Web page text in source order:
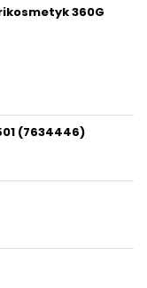
360G
(7634446)